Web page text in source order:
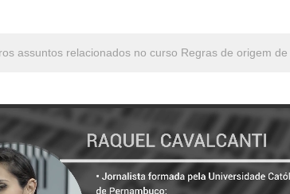
assuntos relacionados no curso Regras de origem